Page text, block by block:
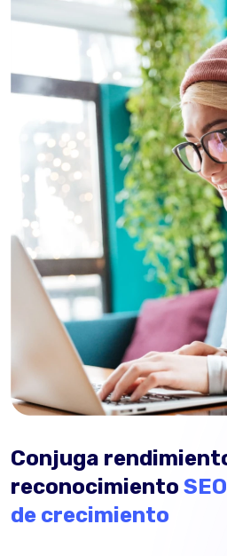
Conjuga
reconocimiento
de crecimiento